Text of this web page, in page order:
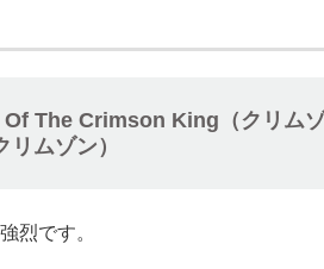
The Crimson King（クリム
ムゾン）
烈です。